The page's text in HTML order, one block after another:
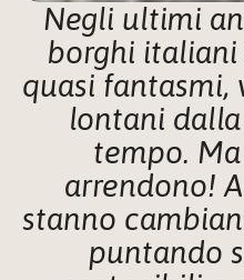
Negli ultimi
borghi
quasi fantasmi,
lontani
tempo.
arrendono!
stanno
puntando